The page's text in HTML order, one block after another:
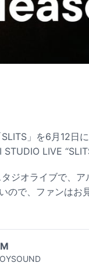
」を6月12日
LIVE
ジオライブで、
ので、ファンはお